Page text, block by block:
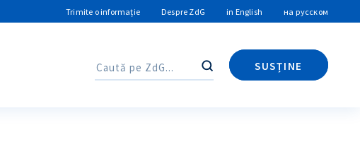
Trimite o informație Despre ZdG in English на русском
Caută
SUSȚINE
Caută